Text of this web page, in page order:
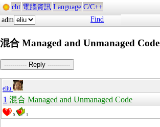
cht 電腦資訊 Language C/C++
adm
Find
混合 Managed and Unmanaged Code
----------- Reply -----------
eliu
1 混合 Managed and Unmanaged Code
0 1